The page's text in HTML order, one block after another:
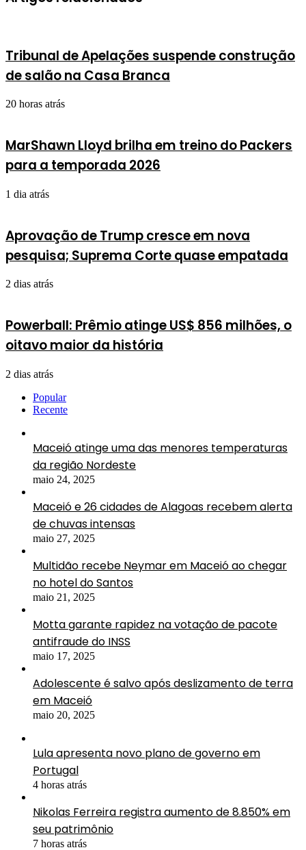
Tribunal de Apelações suspende construção
de salão na Casa Branca
20 horas atrás
MarShawn Lloyd brilha em treino do Packers
para a temporada 2026
1 dia atrás
Aprovação de Trump cresce em nova
pesquisa; Suprema Corte quase empatada
2 dias atrás
Powerball: Prêmio atinge US$ 856 milhões, o
oitavo maior da história
2 dias atrás
Popular
Recente
Maceió atinge uma das menores temperaturas
da região Nordeste
maio 24, 2025
Maceió e 26 cidades de Alagoas recebem alerta
de chuvas intensas
maio 27, 2025
Multidão recebe Neymar em Maceió ao chegar
no hotel do Santos
maio 21, 2025
Motta garante rapidez na votação de pacote
antifraude do INSS
maio 17, 2025
Adolescente é salvo após deslizamento de terra
em Maceió
maio 20, 2025
Lula apresenta novo plano de governo em
Portugal
4 horas atrás
Nikolas Ferreira registra aumento de 8.850% em
seu patrimônio
7 horas atrás